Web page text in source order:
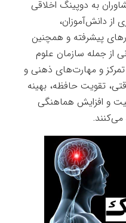
به دوپینگ اخلاقی
دانش‌آموزان،
پیشرفته و همچنین
از جمله سازمان علوم
و مهارت‌های ذهنی و
تقویت حافظه، بهینه
و افزایش هماهنگی